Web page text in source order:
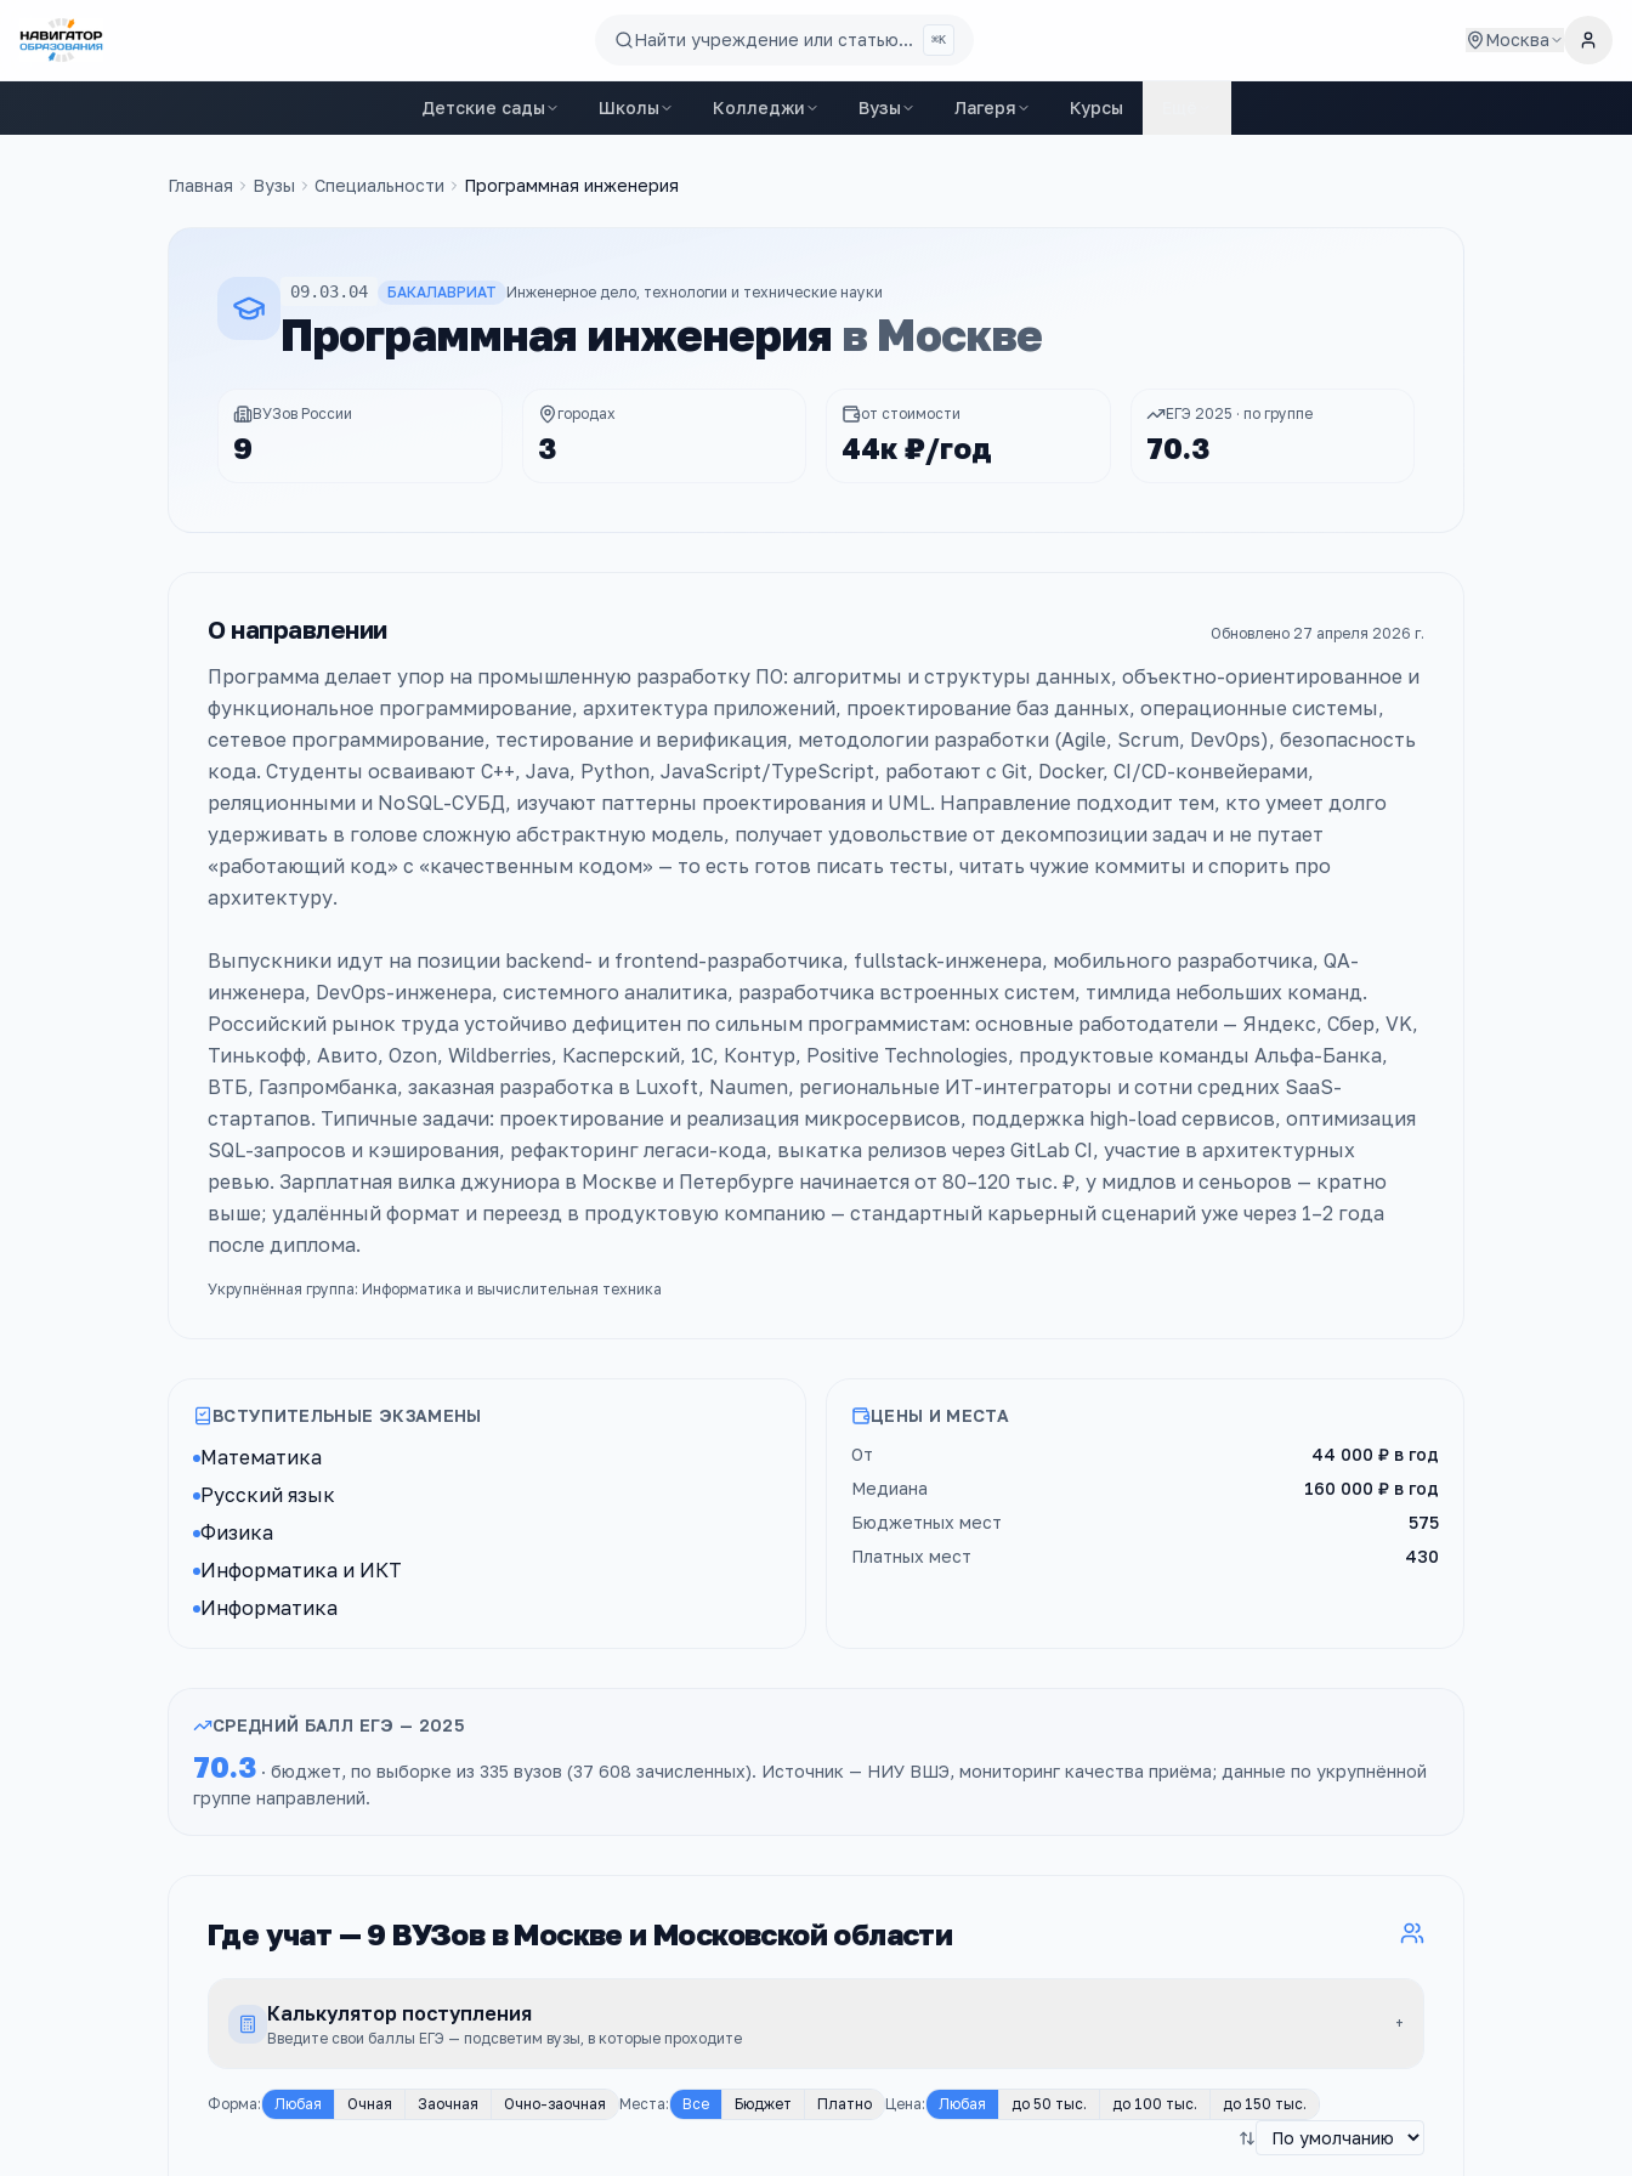
Найти учреждение или статью... ⌘K Москва
Детские сады Школы Колледжи Вузы Лагеря Курсы
Главная Вузы Специальности Программная инженерия
09.03.04 БАКАЛАВРИАТ Инженерное дело, технологии и технические науки
Программная инженерия в Москве
ВУЗов России
9
городах
3
от стоимости
44к ₽/год
ЕГЭ 2025 · по группе
70.3
О направлении Обновлено 27 апреля 2026 г.
Программа делает упор на промышленную разработку ПО: алгоритмы и структуры данных, объектно-ориентированное и
функциональное программирование, архитектура приложений, проектирование баз данных, операционные системы,
сетевое программирование, тестирование и верификация, методологии разработки (Agile, Scrum, DevOps), безопасность
кода. Студенты осваивают C++, Java, Python, JavaScript/TypeScript, работают с Git, Docker, CI/CD-конвейерами,
реляционными и NoSQL-СУБД, изучают паттерны проектирования и UML. Направление подходит тем, кто умеет долго
удерживать в голове сложную абстрактную модель, получает удовольствие от декомпозиции задач и не путает
«работающий код» с «качественным кодом» — то есть готов писать тесты, читать чужие коммиты и спорить про
архитектуру.
Выпускники идут на позиции backend- и frontend-разработчика, fullstack-инженера, мобильного разработчика, QA-
инженера, DevOps-инженера, системного аналитика, разработчика встроенных систем, тимлида небольших команд.
Российский рынок труда устойчиво дефицитен по сильным программистам: основные работодатели — Яндекс, Сбер, VK,
Тинькофф, Авито, Ozon, Wildberries, Касперский, 1С, Контур, Positive Technologies, продуктовые команды Альфа-Банка,
ВТБ, Газпромбанка, заказная разработка в Luxoft, Naumen, региональные ИТ-интеграторы и сотни средних SaaS-
стартапов. Типичные задачи: проектирование и реализация микросервисов, поддержка high-load сервисов, оптимизация
SQL-запросов и кэширования, рефакторинг легаси-кода, выкатка релизов через GitLab CI, участие в архитектурных
ревью. Зарплатная вилка джуниора в Москве и Петербурге начинается от 80–120 тыс. ₽, у мидлов и сеньоров — кратно
выше; удалённый формат и переезд в продуктовую компанию — стандартный карьерный сценарий уже через 1–2 года
после диплома.
Укрупнённая группа: Информатика и вычислительная техника
ВСТУПИТЕЛЬНЫЕ ЭКЗАМЕНЫ
Математика
Русский язык
Физика
Информатика и ИКТ
Информатика
ЦЕНЫ И МЕСТА
От
44 000 ₽ в год
Медиана
160 000 ₽ в год
Бюджетных мест
575
Платных мест
430
СРЕДНИЙ БАЛЛ ЕГЭ — 2025
70.3 · бюджет, по выборке из 335 вузов (37 608 зачисленных). Источник — НИУ ВШЭ, мониторинг качества приёма; данные по укрупнённой
группе направлений.
Где учат — 9 ВУЗов в Москве и Московской области
Калькулятор поступления
Введите свои баллы ЕГЭ — подсветим вузы, в которые проходите
+
Форма: Любая Очная Заочная Очно-заочная Места: Все Бюджет Платно Цена: Любая до 50 тыс. до 100 тыс. до 150 тыс.